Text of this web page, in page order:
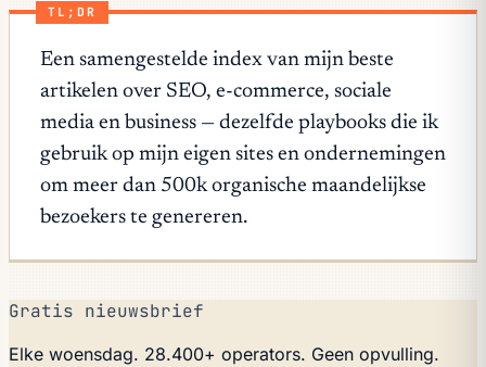
TL;DR
Een samengestelde index van mijn beste
artikelen over SEO, e-commerce, sociale
media en business — dezelfde playbooks die ik
gebruik op mijn eigen sites en ondernemingen
om meer dan 500k organische maandelijkse
bezoekers te genereren.
Gratis nieuwsbrief
Elke woensdag. 28.400+ operators. Geen opvulling.